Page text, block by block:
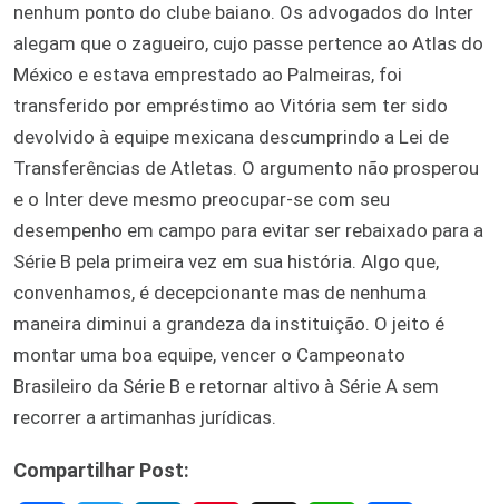
nenhum ponto do clube baiano. Os advogados do Inter
alegam que o zagueiro, cujo passe pertence ao Atlas do
México e estava emprestado ao Palmeiras, foi
transferido por empréstimo ao Vitória sem ter sido
devolvido à equipe mexicana descumprindo a Lei de
Transferências de Atletas. O argumento não prosperou
e o Inter deve mesmo preocupar-se com seu
desempenho em campo para evitar ser rebaixado para a
Série B pela primeira vez em sua história. Algo que,
convenhamos, é decepcionante mas de nenhuma
maneira diminui a grandeza da instituição. O jeito é
montar uma boa equipe, vencer o Campeonato
Brasileiro da Série B e retornar altivo à Série A sem
recorrer a artimanhas jurídicas.
Compartilhar Post: